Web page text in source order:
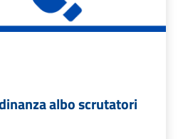
albo scrutatori